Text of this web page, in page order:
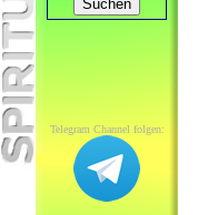
Telegram Channel folgen: